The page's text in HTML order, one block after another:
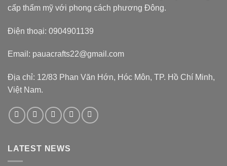
cấp thẩm mỹ với phong cách phương Đông.
Điện thoại: 0904901139
Email: pauacrafts22@gmail.com
Địa chỉ: 12/83 Phan Văn Hớn, Hóc Môn, TP. Hồ Chí Minh,
Việt Nam.
LATEST NEWS